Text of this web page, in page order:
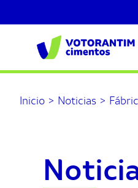
al
contenido
Inicio> Noticias >